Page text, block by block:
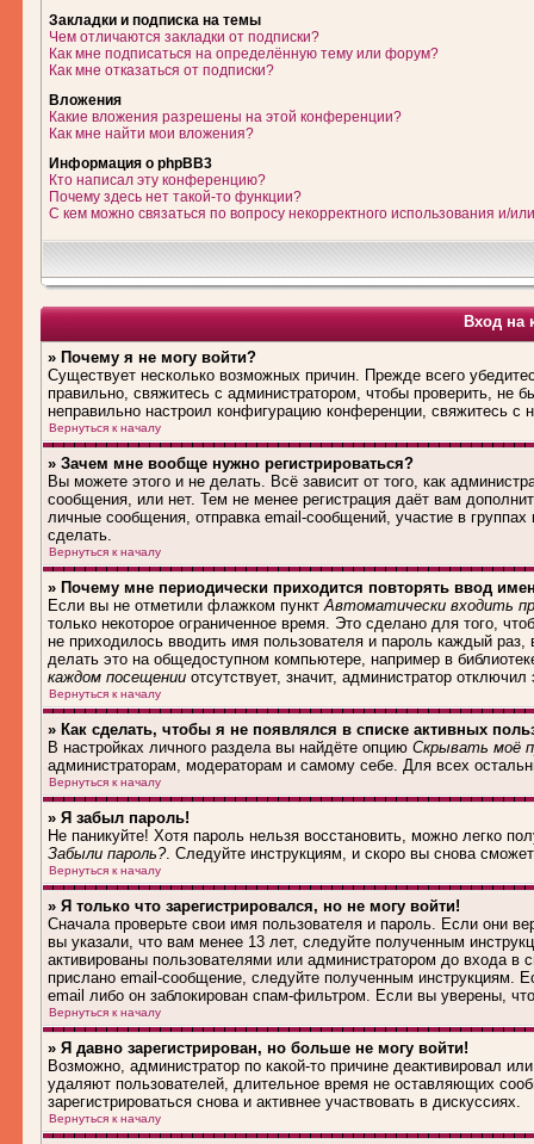
Закладки и подписка на темы
Чем отличаются закладки от подписки?
Как мне подписаться на определённую тему или форум?
Как мне отказаться от подписки?
Вложения
Какие вложения разрешены на этой конференции?
Как мне найти мои вложения?
Информация о phpBB3
Кто написал эту конференцию?
Почему здесь нет такой-то функции?
С кем можно связаться по вопросу некорректного использования и/
Вход на
» Почему я не могу войти?
Существует несколько возможных причин. Прежде всего
правильно, свяжитесь с администратором, чтобы проверить, не
неправильно настроил конфигурацию конференции, свяжитесь с
Вернуться к началу
» Зачем мне вообще нужно регистрироваться?
Вы можете этого и не делать. Всё зависит от того, как
сообщения, или нет. Тем не менее регистрация даёт вам
личные сообщения, отправка email-сообщений, участие в
сделать.
Вернуться к началу
» Почему мне периодически приходится повторять ввод
Если вы не отметили флажком пунктАвтоматически входить
только некоторое ограниченное время. Это сделано для того,
не приходилось вводить имя пользователя и пароль каждый
делать это на общедоступном компьютере, например в
каждом посещении отсутствует, значит, администратор
Вернуться к началу
» Как сделать, чтобы я не появлялся в списке активных
В настройках личного раздела вы найдёте опцию Скрывать моё
администраторам, модераторам и самому себе. Для всех
Вернуться к началу
» Я забыл пароль!
Не паникуйте! Хотя пароль нельзя восстановить, можно легко
Забыли пароль?. Следуйте инструкциям, и скоро вы снова
Вернуться к началу
» Я только что зарегистрировался, но не могу войти!
Сначала проверьте свои имя пользователя и пароль. Если они
вы указали, что вам менее 13 лет, следуйте полученным
активированы пользователями или администратором до входа
прислано email-сообщение, следуйте полученным инструкциям.
email либо он заблокирован спам-фильтром. Если вы уверены,
Вернуться к началу
» Я давно зарегистрирован, но больше не могу войти!
Возможно, администратор по какой-то причине деактивировал
удаляют пользователей, длительное время не оставляющих
зарегистрироваться снова и активнее участвовать в дискуссиях.
Вернуться к началу